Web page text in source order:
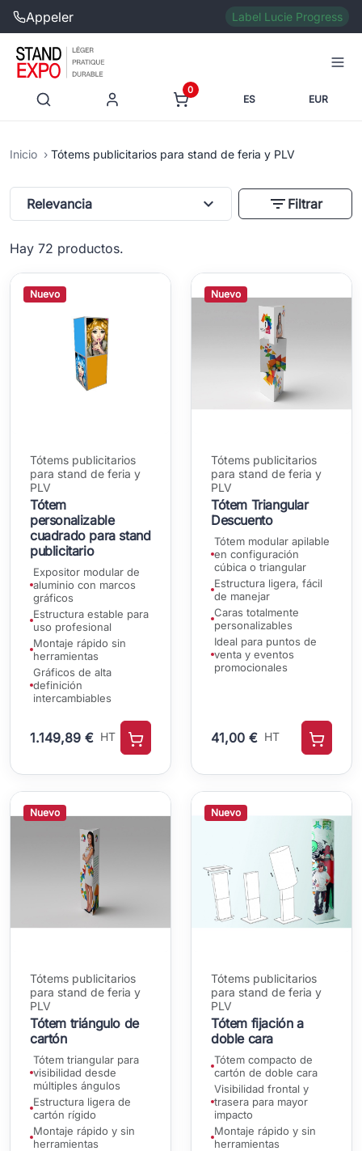
Appeler Label Lucie Progress
0
ES EUR
Inicio Tótems publicitarios para stand de feria y PLV
Hay 72 productos.
Relevancia expand_more filter_list Filtrar
Nuevo
Tótems publicitarios
para stand de feria y
PLV
Tótem
personalizable
cuadrado para stand
publicitario
Expositor modular de
aluminio con marcos
gráficos
Estructura estable para
uso profesional
Montaje rápido sin
herramientas
Gráficos de alta
definición
intercambiables
1.149,89 € HT
Nuevo
Tótems publicitarios
para stand de feria y
PLV
Tótem Triangular
Descuento
Tótem modular apilable
en configuración
cúbica o triangular
Estructura ligera, fácil
de manejar
Caras totalmente
personalizables
Ideal para puntos de
venta y eventos
promocionales
41,00 € HT
Nuevo
Tótems publicitarios
para stand de feria y
PLV
Tótem triángulo de
cartón
Tótem triangular para
visibilidad desde
múltiples ángulos
Estructura ligera de
cartón rígido
Montaje rápido y sin
herramientas
Nuevo
Tótems publicitarios
para stand de feria y
PLV
Tótem fijación a
doble cara
Tótem compacto de
cartón de doble cara
Visibilidad frontal y
trasera para mayor
impacto
Montaje rápido y sin
herramientas